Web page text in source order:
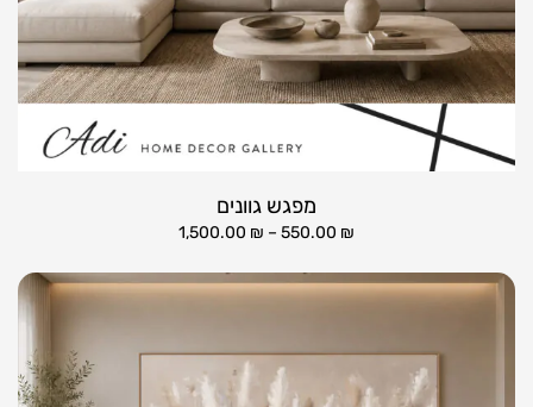
מפגש גוונים
550.00 ₪
–
1,500.00 ₪